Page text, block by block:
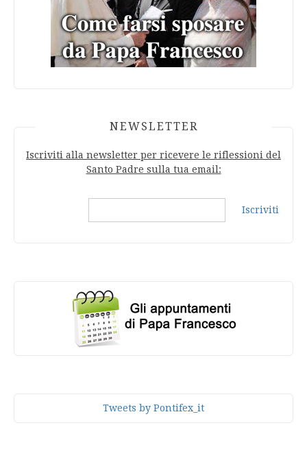
NEWSLETTER
Iscriviti alla newsletter per ricevere le riflessioni del
Santo Padre sulla tua email:
Iscriviti
Tweets by Pontifex_it